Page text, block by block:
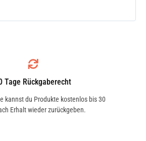
Tage Rückgaberecht
kannst du Produkte kostenlos bis 30
Erhalt wieder zurückgeben.